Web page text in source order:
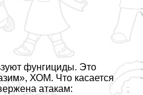
фунгициды. Это
ХОМ. Что касается
атакам: